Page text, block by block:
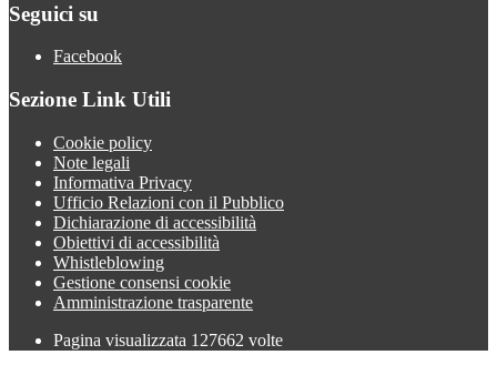
Seguici su
Facebook
Sezione Link Utili
Cookie policy
Note legali
Informativa Privacy
Ufficio Relazioni con il Pubblico
Dichiarazione di accessibilità
Obiettivi di accessibilità
Whistleblowing
Gestione consensi cookie
Amministrazione trasparente
Pagina visualizzata 127662 volte